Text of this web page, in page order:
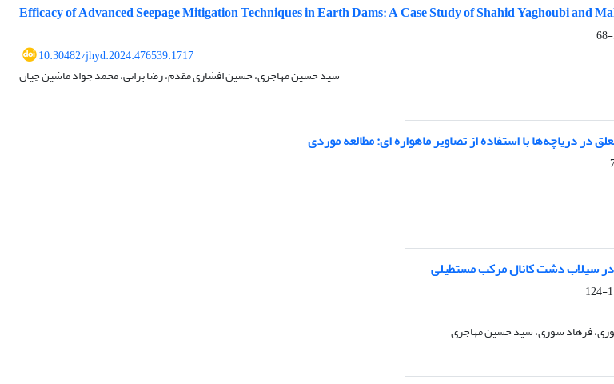
Efficacy of Advanced Seepage Mitigation Techniques in Earth Dams: A Case Study of Shahid Yaghoubi and
10.30482/jhyd.2024.476539.1717
سید حسین مهاجری، حسین افشاری مقدم، رضا براتی، محمد جواد ماشین چیان
در دریاچه‌ها با استفاده از تصاویر ماهواره ای: مطالعه موردی
سیلاب دشت کانال مرکب مستطیلی
فرهاد سوری، سید حسین مهاجری